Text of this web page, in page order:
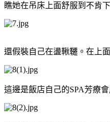
瞧她在吊床上面舒服到不肯
還假裝自己在盪鞦韆。在上
這邊是飯店自己的SPA芳療